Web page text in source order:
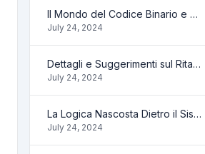
Il Mondo del Codice Binario e Cosa Puoi Fare
July 24, 2024
Dettagli e Suggerimenti sul Ritaglio Delle Foto
July 24, 2024
La Logica Nascosta Dietro il Sistema Binario
July 24, 2024